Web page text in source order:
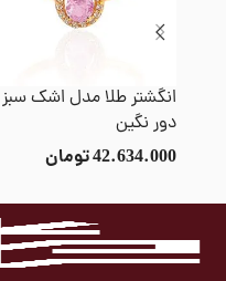
انگشتر طلا مدل اشک سبز
دور نگین
42.634.000تومان